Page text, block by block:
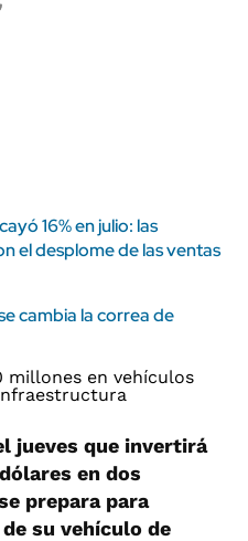
16% en julio: las
el desplome de las ventas
cambia la correa de
jueves que invertirá
en dos
prepara para
su vehículo de